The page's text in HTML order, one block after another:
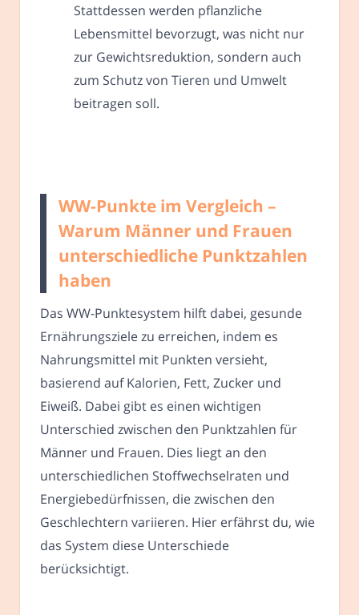
Stattdessen werden pflanzliche
Lebensmittel bevorzugt, was nicht nur
zur Gewichtsreduktion, sondern auch
zum Schutz von Tieren und Umwelt
beitragen soll.
WW-Punkte im Vergleich –
Warum Männer und Frauen
unterschiedliche Punktzahlen
haben
Das WW-Punktesystem hilft dabei, gesunde
Ernährungsziele zu erreichen, indem es
Nahrungsmittel mit Punkten versieht,
basierend auf Kalorien, Fett, Zucker und
Eiweiß. Dabei gibt es einen wichtigen
Unterschied zwischen den Punktzahlen für
Männer und Frauen. Dies liegt an den
unterschiedlichen Stoffwechselraten und
Energiebedürfnissen, die zwischen den
Geschlechtern variieren. Hier erfährst du, wie
das System diese Unterschiede
berücksichtigt.